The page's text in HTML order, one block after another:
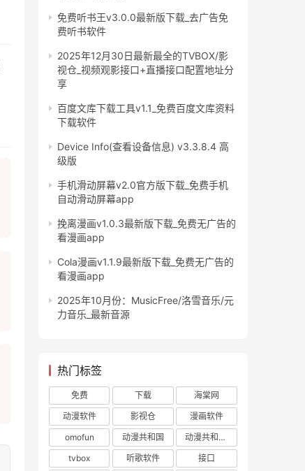
免费听书王v3.0.0最新版下载_去广告免
费听书软件
2025年12月30日最新最全的TVBOX/影
视仓_视频观影接口+直播接口配置地址分
享
百度文库下载工具v1.1_免费百度文库资料
下载软件
Device Info(查看设备信息) v3.3.8.4 高
级版
手机滑动屏幕v2.0官方版下载_免费手机
自动滑动屏幕app
挽离漫画v1.0.3最新版下载_免费无广告的
看漫画app
Cola漫画v1.1.9最新版下载_免费无广告的
看漫画app
2025年10月份：MusicFree/洛雪音乐/元
力音乐_最新音源
热门标签
免费 下载
海棠网
动漫软件
影视仓
漫画软件
omofun
动漫共和国
动漫共和国app
tvbox
听歌软件
接口